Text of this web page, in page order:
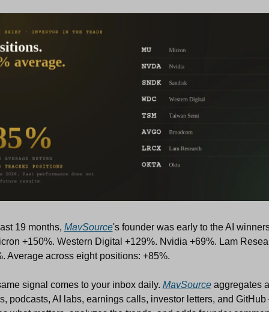
19 months, MavSource's founder was early to the AI
+150%. Western Digital +129%. Nvidia +69%. Lam
Average across eight positions: +85%.
signal comes to your inbox daily. MavSource aggregates
podcasts, AI labs, earnings calls, investor letters, and